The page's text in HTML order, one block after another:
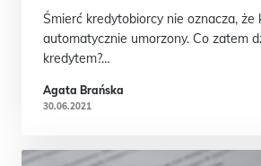
Śmierć kredytobiorcy nie oznacza, że
automatycznie umorzony. Co zatem
kredytem?…
Agata Brańska
30.06.2021